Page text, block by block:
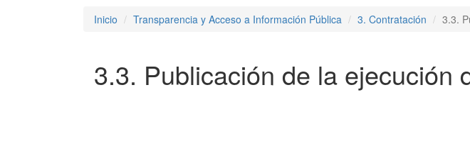
Inicio
Transparencia y Acceso a Información Pública 3. Contratación 3.3.
3.3. Publicación de la ejecución